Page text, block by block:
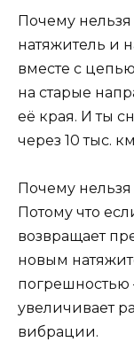
Почему нельзя
натяжитель и
вместе с
на старые
её края. И ты
через 10 тыс.
Почему
Потому что
возвращает
новым
увеличивает
вибрации.